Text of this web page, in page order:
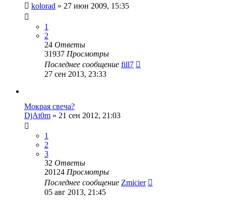
kolorad » 27 июн 2009, 15:35
1
2
24 Ответы
31937 Просмотры
Последнее сообщение fill7
27 сен 2013, 23:33
Мокрая свеча?
DjAt0m » 21 сен 2012, 21:03
1
2
3
32 Ответы
20124 Просмотры
Последнее сообщение Zmicier
05 авг 2013, 21:45